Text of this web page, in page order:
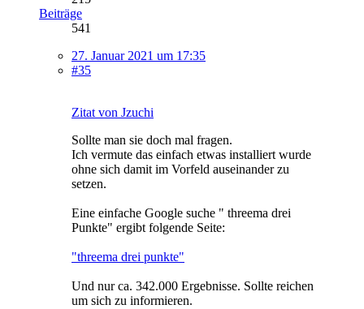
Beiträge
541
27. Januar 2021 um 17:35
#35
Zitat von Jzuchi
Sollte man sie doch mal fragen.
Ich vermute das einfach etwas installiert wurde
ohne sich damit im Vorfeld auseinander zu
setzen.
Eine einfache Google suche " threema drei
Punkte" ergibt folgende Seite:
"threema drei punkte"
Und nur ca. 342.000 Ergebnisse. Sollte reichen
um sich zu informieren.